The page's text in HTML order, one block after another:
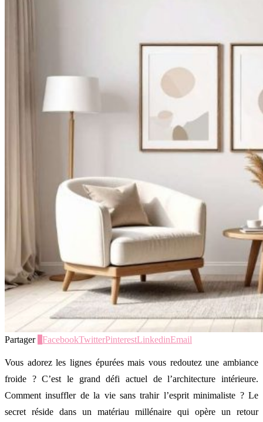
Partager FacebookTwitterPinterestLinkedinEmail
Vous adorez les lignes épurées mais vous redoutez une ambiance
froide ? C’est le grand défi actuel de l’architecture intérieure.
Comment insuffler de la vie sans trahir l’esprit minimaliste ? Le
secret réside dans un matériau millénaire qui opère un retour